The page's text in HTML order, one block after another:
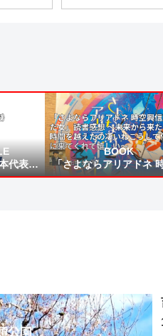
代表）
VS
BOOK
「さよならアリアドネ
信所から来た女」読書